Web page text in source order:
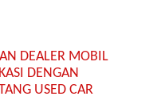
DEALER MOBIL
DENGAN
USED CAR